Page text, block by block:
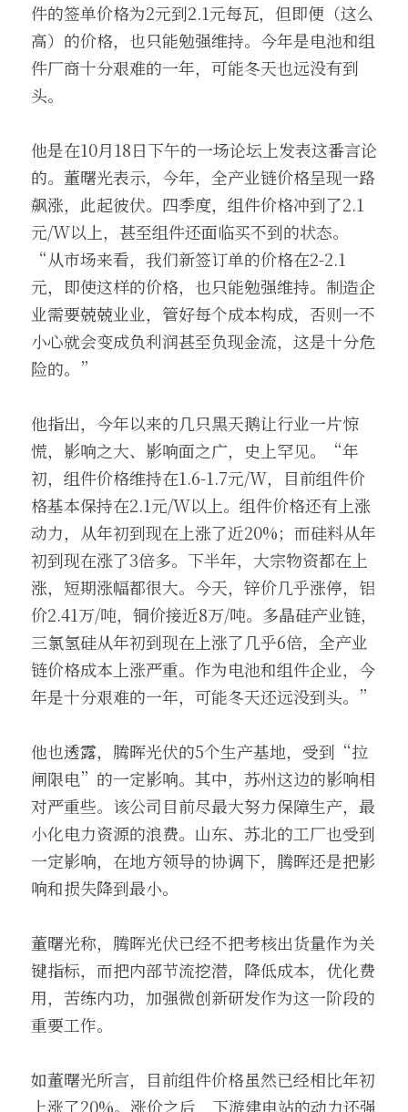
件的签单价格为2元到2.1元每瓦，但即便（这么
高）的价格，也只能勉强维持。今年是电池和组
件厂商十分艰难的一年，可能冬天也远没有到
头。
他是在10月18日下午的一场论坛上发表这番言论
的。董曙光表示，今年，全产业链价格呈现一路
飙涨，此起彼伏。四季度，组件价格冲到了2.1
元/W以上，甚至组件还面临买不到的状态。
“从市场来看，我们新签订单的价格在2-2.1
元，即使这样的价格，也只能勉强维持。制造企
业需要兢兢业业，管好每个成本构成，否则一不
小心就会变成负利润甚至负现金流，这是十分危
险的。”
他指出，今年以来的几只黑天鹅让行业一片惊
慌，影响之大、影响面之广，史上罕见。“年
初，组件价格维持在1.6-1.7元/W，目前组件价
格基本保持在2.1元/W以上。组件价格还有上涨
动力，从年初到现在上涨了近20%；而硅料从年
初到现在涨了3倍多。下半年，大宗物资都在上
涨，短期涨幅都很大。今天，锌价几乎涨停，铝
价2.41万/吨，铜价接近8万/吨。多晶硅产业链，
三氯氢硅从年初到现在上涨了几乎6倍，全产业
链价格成本上涨严重。作为电池和组件企业，今
年是十分艰难的一年，可能冬天还远没到头。”
他也透露，腾晖光伏的5个生产基地，受到“拉
闸限电”的一定影响。其中，苏州这边的影响相
对严重些。该公司目前尽最大努力保障生产，最
小化电力资源的浪费。山东、苏北的工厂也受到
一定影响，在地方领导的协调下，腾晖还是把影
响和损失降到最小。
董曙光称，腾晖光伏已经不把考核出货量作为关
键指标，而把内部节流挖潜，降低成本，优化费
用，苦练内功，加强微创新研发作为这一阶段的
重要工作。
如董曙光所言，目前组件价格虽然已经相比年初
上涨了20%。涨价之后，下游建电站的动力还强